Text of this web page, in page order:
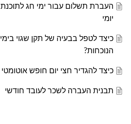
העברת תשלום עבור ימי חג
יומי
כיצד לטפל בבעיה של תקן שגוי
הנוכחות?
כיצד להגדיר חצי יום חופש
תבנית העברה לשכר לעובד חודשי